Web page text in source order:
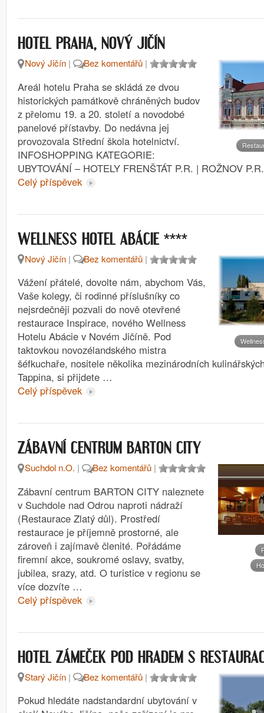
HOTEL PRAHA, NOVÝ JIČÍN
Nový Jičín | Bez komentářů |
Areál hotelu Praha se skládá ze dvou
historických památkově chráněných budov
z přelomu 19. a 20. století a novodobé
panelové přístavby. Do nedávna jej
provozovala Střední škola hotelnictví.
INFOSHOPPING KATEGORIE:
UBYTOVÁNÍ – HOTELY FRENŠTÁT P.R. | ROŽNOV
Celý příspěvek
WELLNESS HOTEL ABÁCIE ****
Nový Jičín | Bez komentářů |
Vážení přátelé, dovolte nám, abychom Vás,
Vaše kolegy, či rodinné příslušníky co
nejsrdečněji pozvali do nově otevřené
restaurace Inspirace, nového Wellness
Hotelu Abácie v Novém Jičíně. Pod
taktovkou novozélandského mistra
šéfkuchaře, nositele několika mezinárodních
Tappina, si přijdete …
Celý příspěvek
ZÁBAVNÍ CENTRUM BARTON CITY
Suchdol n.O. | Bez komentářů |
Zábavní centrum BARTON CITY naleznete
v Suchdole nad Odrou naproti nádraží
(Restaurace Zlatý důl). Prostředí
restaurace je příjemně prostorné, ale
zároveň i zajímavě členité. Pořádáme
firemní akce, soukromé oslavy, svatby,
jubilea, srazy, atd. O turistice v regionu se
více dozvíte …
Celý příspěvek
HOTEL ZÁMEČEK POD HRADEM S
Starý Jičín | Bez komentářů |
Pokud hledáte nadstandardní ubytování v